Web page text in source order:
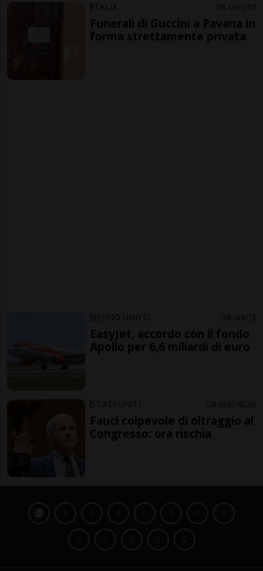
ITALIA 8 ore 10
Funerali di Guccini a Pavana in
forma strettamente privata
REGNO UNITO 8 ore 3
EasyJet, accordo con il fondo
Apollo per 6,6 miliardi di euro
STATI UNITI 8 ore 4 26
Fauci colpevole di oltraggio al
Congresso: ora rischia